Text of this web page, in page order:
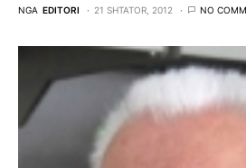
NGA EDITORI 21 SHTATOR, 2012 NO